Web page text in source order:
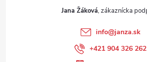
Jana Žáková
info@janza.sk
+421 904 326 262